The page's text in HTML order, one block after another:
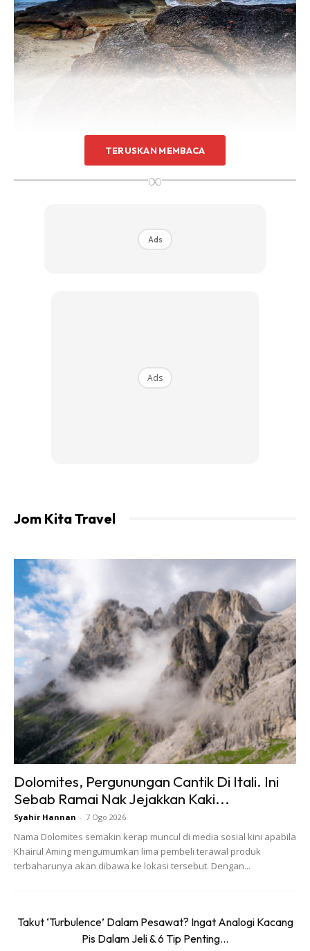
TERUSKAN MEMBACA
∞
Ads
Ads
Jom Kita Travel
Dolomites, Pergunungan Cantik Di Itali. Ini
Sebab Ramai Nak Jejakkan Kaki...
Syahir Hannan - 7 Ogo 2026
Nama Dolomites semakin kerap muncul di media sosial kini apabila
Khairul Aming mengumumkan lima pembeli terawal produk
terbaharunya akan dibawa ke lokasi tersebut. Dengan...
Takut ‘Turbulence’ Dalam Pesawat? Ingat Analogi Kacang
Pis Dalam Jeli & 6 Tip Penting...